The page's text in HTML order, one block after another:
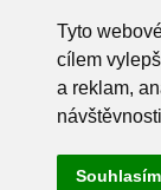
Tyto
cílem
a reklam,
Souhlasím